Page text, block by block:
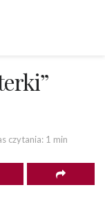
czytania: 1 min